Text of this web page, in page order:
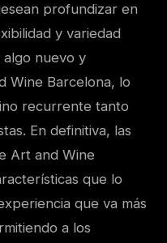
profundizar en
y variedad
algo nuevo y
Wine Barcelona, lo
recurrente tanto
En definitiva, las
Art and Wine
que lo
que va más
a los